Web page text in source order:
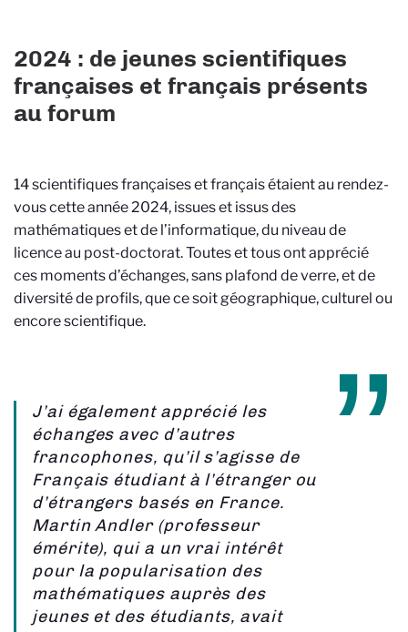
2024 : de jeunes scientifiques
françaises et français présents
au forum
14 scientifiques françaises et français étaient au rendez-
vous cette année 2024, issues et issus des
mathématiques et de l’informatique, du niveau de
licence au post-doctorat. Toutes et tous ont apprécié
ces moments d’échanges, sans plafond de verre, et de
diversité de profils, que ce soit géographique, culturel ou
encore scientifique.
J’ai également apprécié les
échanges avec d’autres
francophones, qu’il s’agisse de
Français étudiant à l’étranger ou
d’étrangers basés en France.
Martin Andler (professeur
émérite), qui a un vrai intérêt
pour la popularisation des
mathématiques auprès des
jeunes et des étudiants, avait